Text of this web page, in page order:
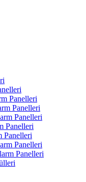
Panelleri
Panelleri
Panelleri
Panelleri
Panelleri
Panelleri
Panelleri